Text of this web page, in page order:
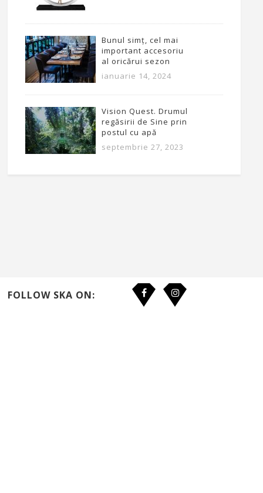
Bunul simț, cel mai
important accesoriu
al oricărui sezon
ianuarie 14, 2024
Vision Quest. Drumul
regăsirii de Sine prin
postul cu apă
septembrie 27, 2023
FOLLOW SKA ON: